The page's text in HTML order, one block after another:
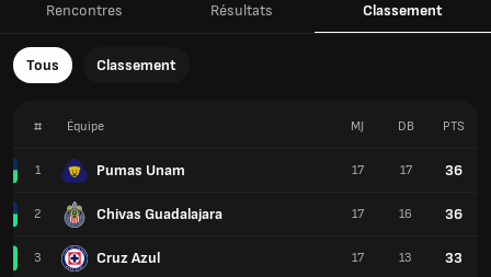
Rencontres Résultats Classement
Tous Classement
# Équipe
1 Pumas Unam
2 Chivas Guadalajara
3 Cruz Azul
MJ DB PTS
17 17 36
17 16 36
17 13 33